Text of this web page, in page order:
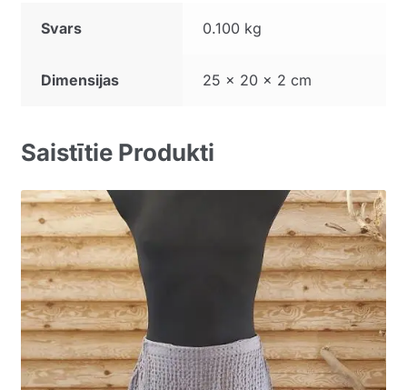
Svars 0.100 kg
Dimensijas 25 × 20 × 2 cm
Saistītie Produkti